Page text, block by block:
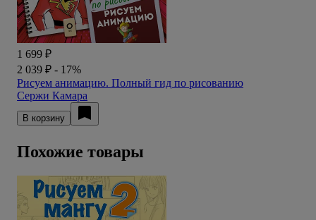
1 699 ₽
2 039 ₽ - 17%
Рисуем анимацию. Полный гид по рисованию
Сержи Камара
В корзину
Похожие товары